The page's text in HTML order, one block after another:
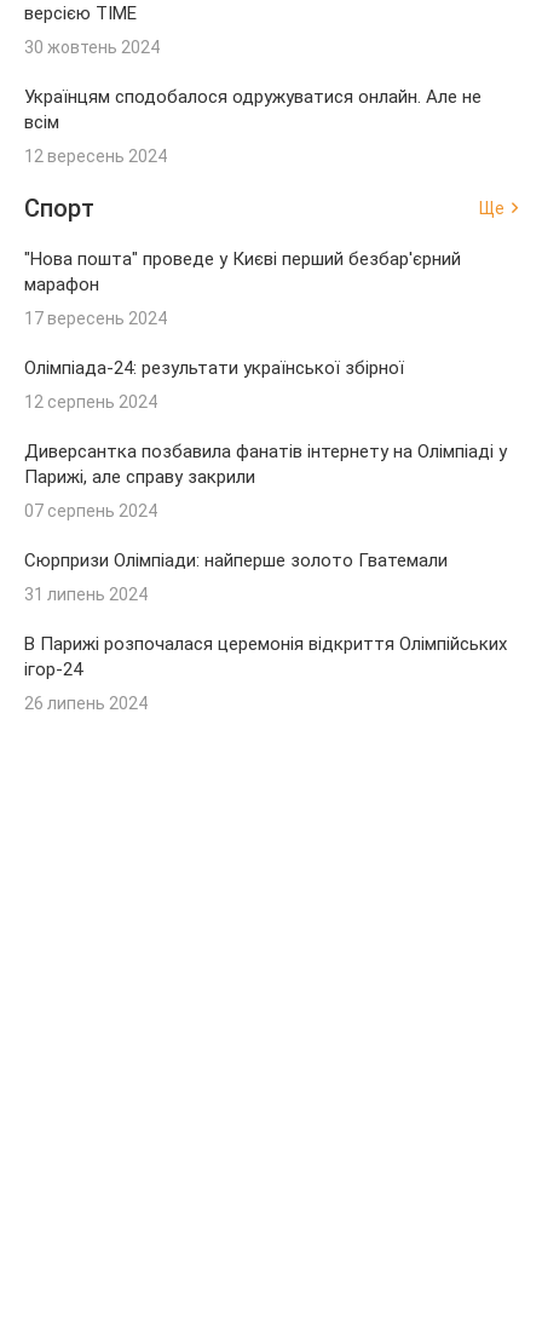
версією TIME
30 жовтень 2024
Українцям сподобалося одружуватися онлайн. Але не
всім
12 вересень 2024
Спорт Ще
"Нова пошта" проведе у Києві перший безбар'єрний
марафон
17 вересень 2024
Олімпіада-24: результати української збірної
12 серпень 2024
Диверсантка позбавила фанатів інтернету на Олімпіаді у
Парижі, але справу закрили
07 серпень 2024
Сюрпризи Олімпіади: найперше золото Гватемали
31 липень 2024
В Парижі розпочалася церемонія відкриття Олімпійських
ігор-24
26 липень 2024